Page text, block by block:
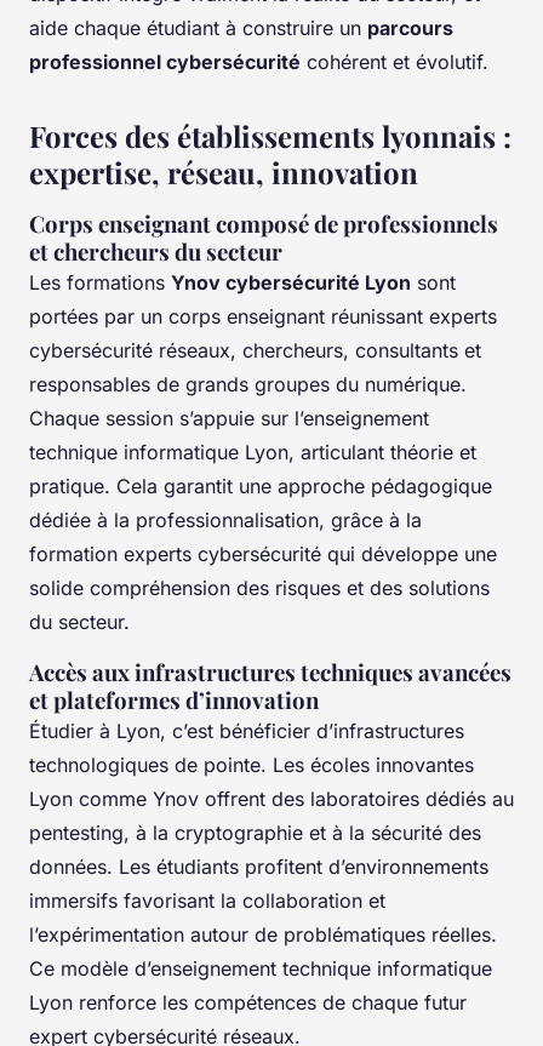
aide chaque étudiant à construire un parcours
professionnel cybersécurité cohérent et évolutif.
Forces des établissements lyonnais :
expertise, réseau, innovation
Corps enseignant composé de professionnels
et chercheurs du secteur
Les formations Ynov cybersécurité Lyon sont
portées par un corps enseignant réunissant experts
cybersécurité réseaux, chercheurs, consultants et
responsables de grands groupes du numérique.
Chaque session s’appuie sur l’enseignement
technique informatique Lyon, articulant théorie et
pratique. Cela garantit une approche pédagogique
dédiée à la professionnalisation, grâce à la
formation experts cybersécurité qui développe une
solide compréhension des risques et des solutions
du secteur.
Accès aux infrastructures techniques avancées
et plateformes d’innovation
Étudier à Lyon, c’est bénéficier d’infrastructures
technologiques de pointe. Les écoles innovantes
Lyon comme Ynov offrent des laboratoires dédiés au
pentesting, à la cryptographie et à la sécurité des
données. Les étudiants profitent d’environnements
immersifs favorisant la collaboration et
l’expérimentation autour de problématiques réelles.
Ce modèle d’enseignement technique informatique
Lyon renforce les compétences de chaque futur
expert cybersécurité réseaux.